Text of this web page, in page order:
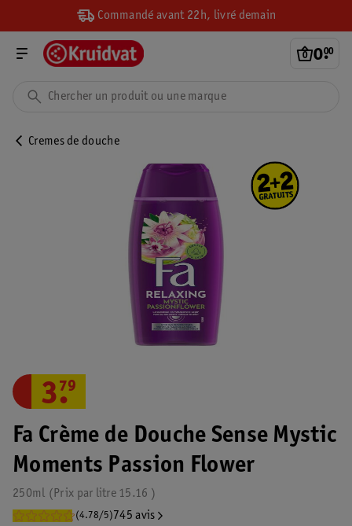
Commandé avant 22h, livré demain
0.
00
Cremes de douche
Fa Crème de Douche Sense Mystic
Moments Passion Flower
250ml 15.16
Prix par litre
(4.78/5) 745 avis
3.
79